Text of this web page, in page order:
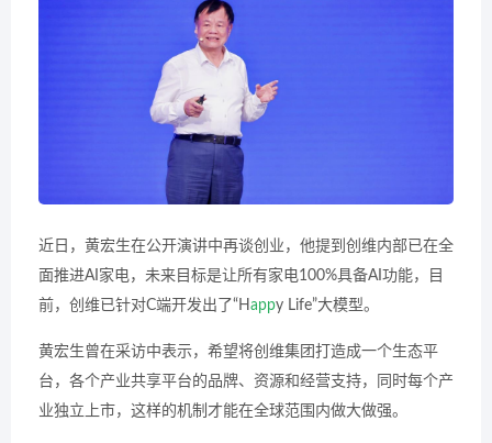
近日，黄宏生在公开演讲中再谈创业，他提到创维内部已在全
面推进AI家电，未来目标是让所有家电100%具备AI功能，目
前，创维已针对C端开发出了“H appy Life”大模型。
黄宏生曾在采访中表示，希望将创维集团打造成一个生态平
台，各个产业共享平台的品牌、资源和经营支持，同时每个产
业独立上市，这样的机制才能在全球范围内做大做强。